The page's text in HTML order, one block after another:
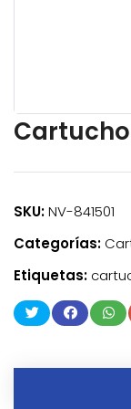
SKU:NV-841501
Categorías:
Etiquetas: